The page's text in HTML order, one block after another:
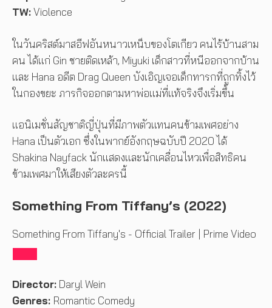
TW:Violence
ในวันคริสต์มาสอีฟอันหนาวเหน็บของโตเกียว คนไร้บ้านสาม
คน ได้แก่ Gin ชายติดเหล้า, Miyuki เด็กสาวที่หนีออกจากบ้าน
และ Hana อดีต Drag Queen บังเอิญเจอเด็กทารกที่ถูกทิ้งไว้
ในกองขยะ ภารกิจออกตามหาพ่อแม่ที่แท้จริงจึงเริ่มขึ้น
แอนิเมชั่นสัญชาติญี่ปุ่นที่มีภาพตัวแทนคนข้ามเพศอย่าง
Hana เป็นตัวเอก ซึ่งในพากย์อังกฤษฉบับปี 2020 ได้
Shakina Nayfack นักแสดงและนักเคลื่อนไหวเพื่อสิทธิคน
ข้ามเพศมาให้เสียงตัวละครนี้
Something From Tiffany’s (2022)
Something From Tiffany's - Official Trailer | Prime Video
Director: Daryl Wein
Genres: Romantic Comedy